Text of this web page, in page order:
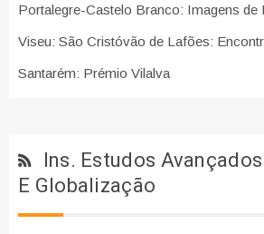
Portalegre-Castelo Branco: Imagens de
Viseu: São Cristóvão de Lafões:
Santarém: Prémio Vilalva
Ins. Estudos
E Globalização